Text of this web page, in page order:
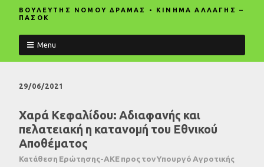
ΒΟΥΛΕΥΤΗΣ ΝΟΜΟΥ ΔΡΑΜΑΣ • ΚΙΝΗΜΑ ΑΛΛΑΓΗΣ –
ΠΑΣΟΚ
Menu
29/06/2021
Χαρά Κεφαλίδου: Αδιαφανής και
πελατειακή η κατανομή του Εθνικού
Αποθέματος
Κατάθεση Ερώτησης-ΑΚΕ προς τον Υπουργό Αγροτικής